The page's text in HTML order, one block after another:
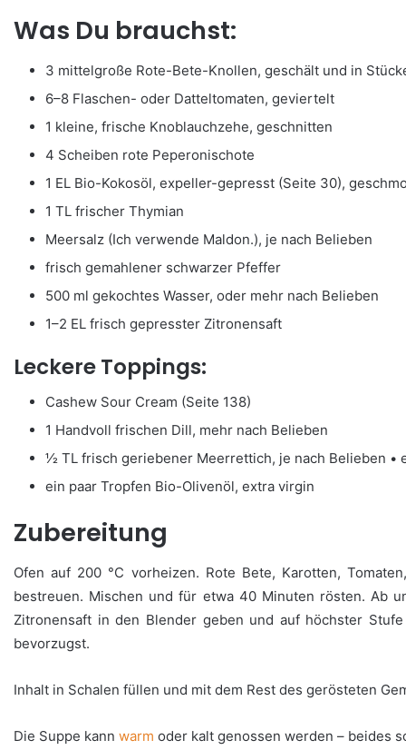
Was Du brauchst:
3 mittelgroße Rote-Bete-Knollen, geschält und in
6–8 Flaschen- oder Datteltomaten, geviertelt
1 kleine, frische Knoblauchzehe, geschnitten
4 Scheiben rote Peperonischote
1 EL Bio-Kokosöl, expeller-gepresst (Seite 30),
1 TL frischer Thymian
Meersalz (Ich verwende Maldon.), je nach Belieben
frisch gemahlener schwarzer Pfeffer
500 ml gekochtes Wasser, oder mehr nach Belieben
1–2 EL frisch gepresster Zitronensaft
Leckere Toppings:
Cashew Sour Cream (Seite 138)
1 Handvoll frischen Dill, mehr nach Belieben
1⁄2 TL frisch geriebener Meerrettich, je nach Belieben
ein paar Tropfen Bio-Olivenöl, extra virgin
Zubereitung
Ofen auf 200 °C vorheizen. Rote Bete, Karotten,
bestreuen. Mischen und für etwa 40 Minuten rösten. Ab
Zitronensaft in den Blender geben und auf höchster
bevorzugst.
Inhalt in Schalen füllen und mit dem Rest des gerösteten
Die Suppe kann warm oder kalt genossen werden – beides